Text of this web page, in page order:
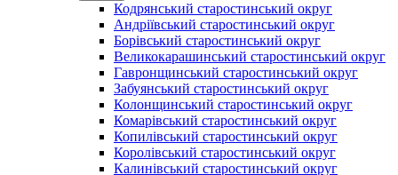
Кодрянський старостинський округ
Андріївський старостинський округ
Борівський старостинський округ
Великокарашинський старостинський округ
Гавронщинський старостинський округ
Забуянський старостинський округ
Колонщинський старостинський округ
Комарівський старостинський округ
Копилівський старостинський округ
Королівський старостинський округ
Калинівський старостинський округ